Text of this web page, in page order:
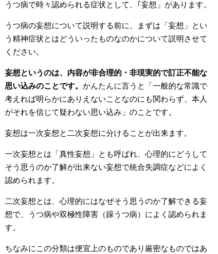
うつ病で時々認められる症状として、｢妄想」があります。
うつ病の妄想について説明する前に、まずは「妄想」とい
う精神症状とはどういったものなのかについて説明させて
ください。
妄想というのは、内容が非合理的・非現実的で訂正不能な
思い込みのことです。 かんたんに言うと「一般的な常識で
考えれば明らかにありえないことなのにも関わらず、本人
がそれを信じて疑わない思い込み」のことです。
妄想は一次妄想と二次妄想に分けることが出来ます。
一次妄想とは「真性妄想」とも呼ばれ、心理的にどうして
そう思うのか了解が出来ない妄想で統合失調症などによく
認められます。
二次妄想とは、心理的にはなぜそう思うのか了解できる妄
想で、うつ病や双極性障害（躁うつ病）によく認められま
す。
ちなみにこの分類は便宜上のものであり厳密なものではあ